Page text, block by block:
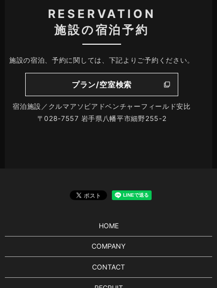
RESERVATION
施設の宿泊予約
施設の宿泊、予約に関しては、下記よりご予約ください。
プラン/空室検索
宿泊施設／クルマアソビアドベンチャーフィールド安比
〒028-7557 岩手県八幡平市細野255-2
HOME
COMPANY
CONTACT